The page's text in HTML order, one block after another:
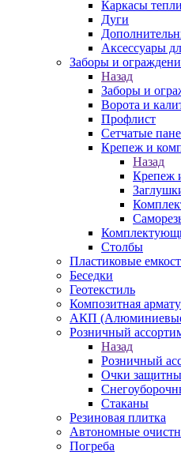
Каркасы
Дуги
Аксессуары
Заборы и
Назад
Заборы и
Ворота и
Профлист
Сетчатые
Крепеж и
Назад
Крепеж
Столбы
Пластиковые
Беседки
Геотекстиль
Композитная
АКП (Алюминиевые
Розничный
Назад
Розничный
Очки
Стаканы
Резиновая плитка
Автономные
Погреба